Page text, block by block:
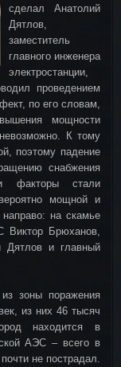
сделал Анатолий
Дятлов,
заместитель
главного инженера
электростанции,
проведением
по его словам,
мощности
К тому
поэтому падение
снабжения
факторы стали
мощной и
на скамье
Виктор Брюханов,
Дятлов и главный
зоны поражения
из них 46 тысяч
находится в
АЭС – всего в
не пострадал.